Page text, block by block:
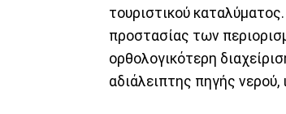
τουριστικού
προστασίας των
ορθολογικότερη
αδιάλειπτης πηγής